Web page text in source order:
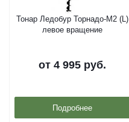
Тонар Ледобур Торнадо-М2 (L)
левое вращение
от 4 995 руб.
Подробнее